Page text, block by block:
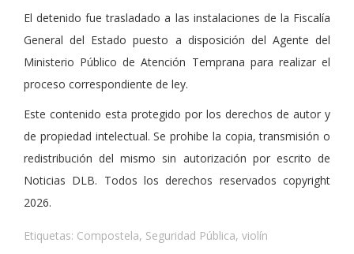
El detenido fue trasladado a las instalaciones de la Fiscalía
General del Estado puesto a disposición del Agente del
Ministerio Público de Atención Temprana para realizar el
proceso correspondiente de ley.
Este contenido esta protegido por los derechos de autor y
de propiedad intelectual. Se prohibe la copia, transmisión o
redistribución del mismo sin autorización por escrito de
Noticias DLB. Todos los derechos reservados copyright
2026.
Etiquetas: Compostela, Seguridad Pública, violín